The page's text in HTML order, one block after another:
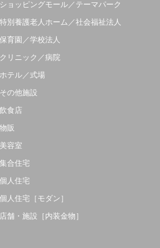
ショッピングモール／テーマパーク
特別養護老人ホーム／社会福祉法人
保育園／学校法人
クリニック／病院
ホテル／式場
その他施設
飲食店
物販
美容室
集合住宅
個人住宅
個人住宅［モダン］
店舗・施設［内装金物］